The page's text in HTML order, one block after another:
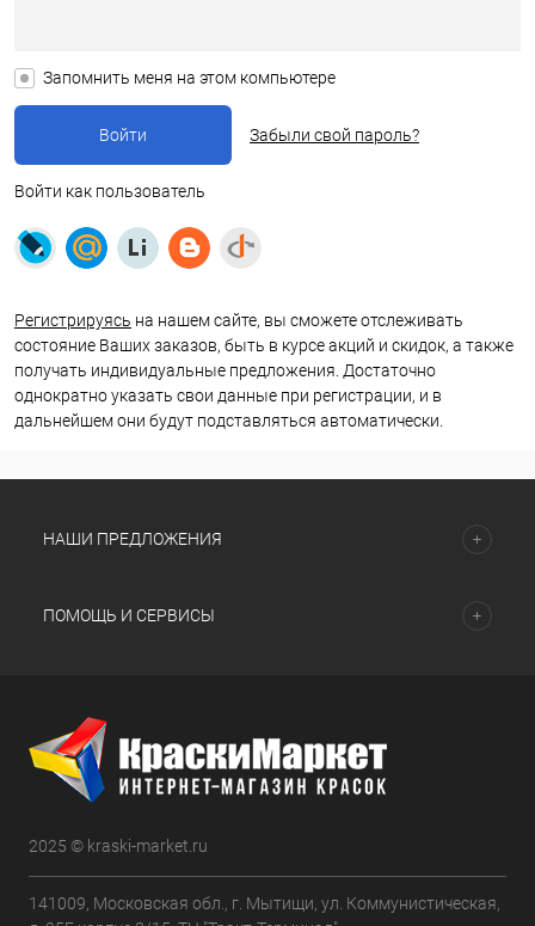
Запомнить меня на этом компьютере
Забыли свой пароль?
Войти как пользователь
Регистрируясь на нашем сайте, вы сможете отслеживать
состояние Ваших заказов, быть в курсе акций и скидок, а также
получать индивидуальные предложения. Достаточно
однократно указать свои данные при регистрации, и в
дальнейшем они будут подставляться автоматически.
НАШИ ПРЕДЛОЖЕНИЯ
ПОМОЩЬ И СЕРВИСЫ
2025 © kraski-market.ru
141009, Московская обл., г. Мытищи, ул. Коммунистическая,